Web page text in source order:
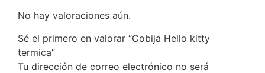
No hay valoraciones aún.
Sé el primero en valorar “Cobija Hello kitty
termica”
Tu dirección de correo electrónico no será